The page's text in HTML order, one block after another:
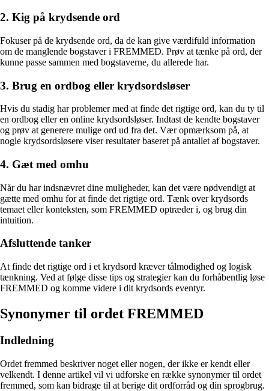
2. Kig på krydsende ord
Fokuser på de krydsende ord, da de kan give værdifuld information
om de manglende bogstaver i FREMMED. Prøv at tænke på ord, der
kunne passe sammen med bogstaverne, du allerede har.
3. Brug en ordbog eller krydsordsløser
Hvis du stadig har problemer med at finde det rigtige ord, kan du ty til
en ordbog eller en online krydsordsløser. Indtast de kendte bogstaver
og prøv at generere mulige ord ud fra det. Vær opmærksom på, at
nogle krydsordsløsere viser resultater baseret på antallet af bogstaver.
4. Gæt med omhu
Når du har indsnævret dine muligheder, kan det være nødvendigt at
gætte med omhu for at finde det rigtige ord. Tænk over krydsords
temaet eller konteksten, som FREMMED optræder i, og brug din
intuition.
Afsluttende tanker
At finde det rigtige ord i et krydsord kræver tålmodighed og logisk
tænkning. Ved at følge disse tips og strategier kan du forhåbentlig løse
FREMMED og komme videre i dit krydsords eventyr.
Synonymer til ordet FREMMED
Indledning
Ordet fremmed beskriver noget eller nogen, der ikke er kendt eller
velkendt. I denne artikel vil vi udforske en række synonymer til ordet
fremmed, som kan bidrage til at berige dit ordforråd og din sprogbrug.